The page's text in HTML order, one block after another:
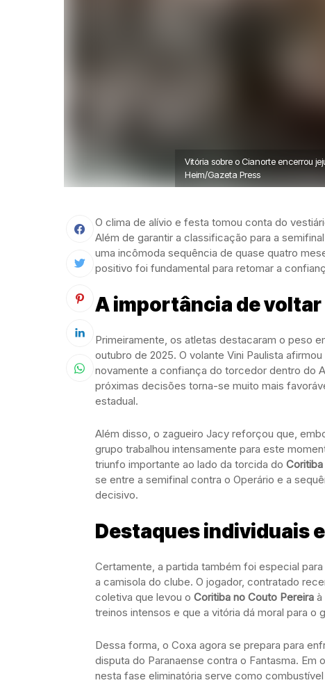
Vitória sobre o Cianorte encerrou
Heim/Gazeta Press
O clima de alívio e festa tomou conta do
Além de garantir a classificação para a
uma incômoda sequência de quase quatro
positivo foi fundamental para retomar a
A importância de voltar
Primeiramente, os atletas destacaram o peso
outubro de 2025. O volante Vini Paulista
novamente a confiança do torcedor dentro do
próximas decisões torna-se muito mais
estadual.
Além disso, o zagueiro Jacy reforçou que,
grupo trabalhou intensamente para este
triunfo importante ao lado da torcida do
se entre a semifinal contra o Operário e a
decisivo.
Destaques individuais
Certamente, a partida também foi especial
a camisola do clube. O jogador, contratado
coletiva que levou o Coritiba no Couto Pereira à
treinos intensos e que a vitória dá moral para o
Dessa forma, o Coxa agora se prepara para
disputa do Paranaense contra o Fantasma. Em
nesta fase eliminatória serve como